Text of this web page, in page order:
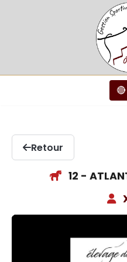
Retour
12 -